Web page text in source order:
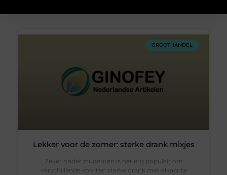
GROOTHANDEL
Lekker voor de zomer: sterke drank mixjes
Zeker onder studenten is het erg populair om
verschillende soorten sterke drank met elkaar te